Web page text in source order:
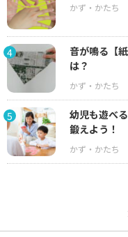
4
音が鳴る【
は？
5
幼児も遊べ
鍛えよう！